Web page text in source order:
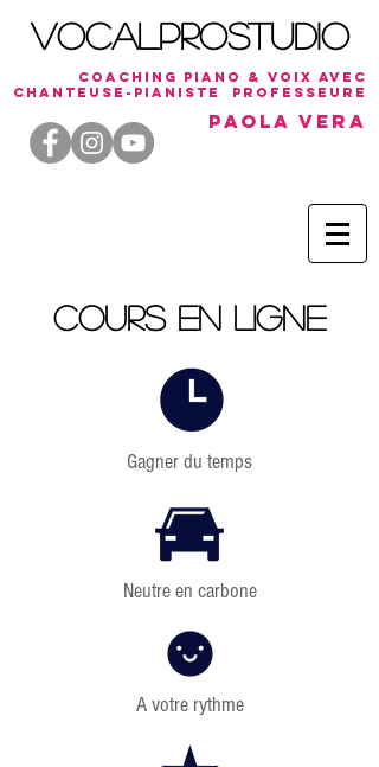
VocalProStudio
coaching piano & voix avec
chanteuse- PiaNiste professeure
Paola Vera
COURS EN LIGNE
Gagner du temps
Neutre en carbone
A votre rythme